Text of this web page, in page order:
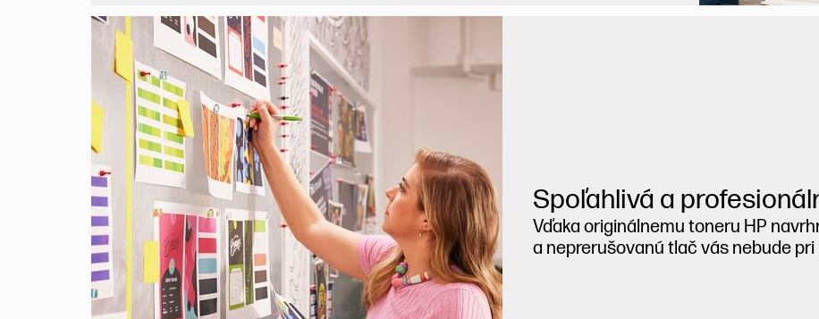
Spoľahlivá a
Vďaka originálnemu toneru HP
a neprerušovanú tlač vás nebude